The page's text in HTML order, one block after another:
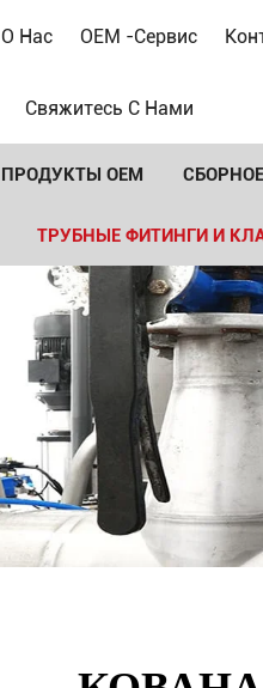
О Нас OEM -сервис
Свяжитесь С Нами
ПРОДУКТЫ OEM
ТРУБНЫЕ ФИТИНГИ И